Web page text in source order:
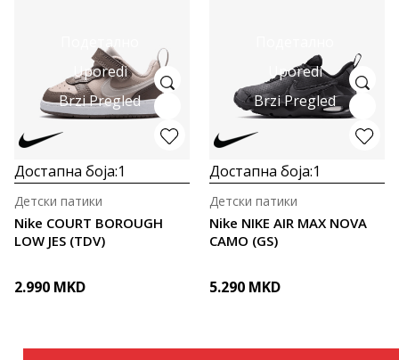
Подетално
Uporedi
Brzi Pregled
Достапна боја:1
Nike COURT BOROUGH
LOW JES (TDV)
Детски патики
2.990 MKD
Uporedi
Brzi Pregled
Достапна боја:1
Nike NIKE AIR MAX NOVA
CAMO (GS)
Детски патики
5.290 MKD